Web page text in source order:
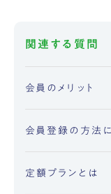
関連する質問
会員のメリット
会員登録の方法
定額プランとは